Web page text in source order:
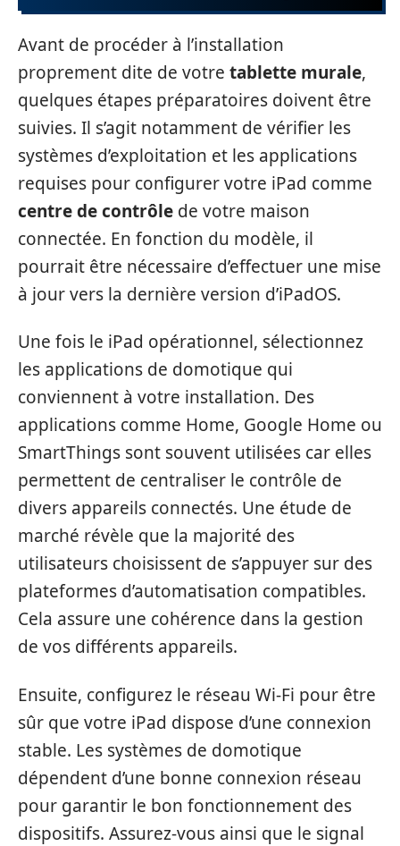
Avant de procéder à l’installation
proprement dite de votre tablette murale,
quelques étapes préparatoires doivent être
suivies. Il s’agit notamment de vérifier les
systèmes d’exploitation et les applications
requises pour configurer votre iPad comme
centre de contrôle de votre maison
connectée. En fonction du modèle, il
pourrait être nécessaire d’effectuer une mise
à jour vers la dernière version d’iPadOS.
Une fois le iPad opérationnel, sélectionnez
les applications de domotique qui
conviennent à votre installation. Des
applications comme Home, Google Home ou
SmartThings sont souvent utilisées car elles
permettent de centraliser le contrôle de
divers appareils connectés. Une étude de
marché révèle que la majorité des
utilisateurs choisissent de s’appuyer sur des
plateformes d’automatisation compatibles.
Cela assure une cohérence dans la gestion
de vos différents appareils.
Ensuite, configurez le réseau Wi-Fi pour être
sûr que votre iPad dispose d’une connexion
stable. Les systèmes de domotique
dépendent d’une bonne connexion réseau
pour garantir le bon fonctionnement des
dispositifs. Assurez-vous ainsi que le signal